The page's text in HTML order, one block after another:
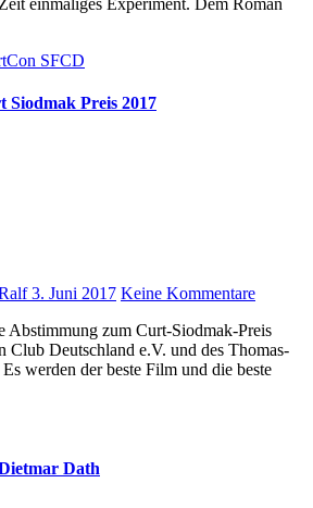
SFCD
Siodmak Preis 2017
3. Juni 2017 Keine Kommentare
Club Deutschland e.V. und des Thomas-
Es werden der beste Film und die beste
Dath